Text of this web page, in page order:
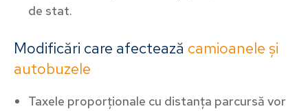
de stat.
Modificări care afectează camioanele și
autobuzele
Taxele proporționale cu distanța parcursă vor